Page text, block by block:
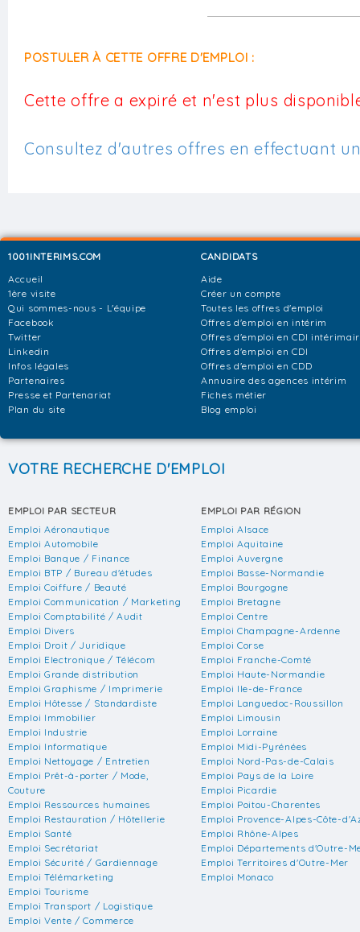
POSTULER À CETTE OFFRE D'EMPLOI :
Cette offre a expiré et n'est plus
Consultez d'autres offres en effectuant
1001INTERIMS.COM
Accueil
1ère visite
Qui sommes-nous - L'équipe
Facebook
Twitter
Linkedin
Infos légales
Partenaires
Presse et Partenariat
Plan du site
CANDIDATS
Aide
Créer un compte
Toutes les offres d'emploi
Offres d'emploi en intérim
Offres d'emploi en CDI
Offres d'emploi en CDI
Offres d'emploi en CDD
Annuaire des agences intérim
Fiches métier
Blog emploi
VOTRE RECHERCHE D'EMPLOI
EMPLOI PAR SECTEUR
Emploi Aéronautique
Emploi Automobile
Emploi Banque / Finance
Emploi BTP / Bureau d'études
Emploi Coiffure / Beauté
Emploi Communication / Marketing
Emploi Comptabilité / Audit
Emploi Divers
Emploi Droit / Juridique
Emploi Electronique / Télécom
Emploi Grande distribution
Emploi Graphisme / Imprimerie
Emploi Hôtesse / Standardiste
Emploi Immobilier
Emploi Industrie
Emploi Informatique
Emploi Nettoyage / Entretien
Emploi Prêt-à-porter / Mode,
Couture
Emploi Ressources humaines
Emploi Restauration / Hôtellerie
Emploi Santé
Emploi Secrétariat
Emploi Sécurité / Gardiennage
Emploi Télémarketing
Emploi Tourisme
Emploi Transport / Logistique
Emploi Vente / Commerce
EMPLOI PAR RÉGION
Emploi Alsace
Emploi Aquitaine
Emploi Auvergne
Emploi Basse-Normandie
Emploi Bourgogne
Emploi Bretagne
Emploi Centre
Emploi Champagne-Ardenne
Emploi Corse
Emploi Franche-Comté
Emploi Haute-Normandie
Emploi Ile-de-France
Emploi Languedoc-Roussillon
Emploi Limousin
Emploi Lorraine
Emploi Midi-Pyrénées
Emploi Nord-Pas-de-Calais
Emploi Pays de la Loire
Emploi Picardie
Emploi Poitou-Charentes
Emploi Provence-Alpes-Côte-
Emploi Rhône-Alpes
Emploi Départements d'Outre-
Emploi Territoires d'Outre-Mer
Emploi Monaco